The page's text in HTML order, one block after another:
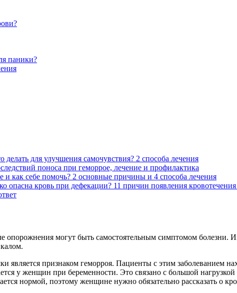
паники?
для улучшения самочувствия? 2 способа лечения
поноса при геморрое, лечение и профилактика
и как себе помочь? 2 основные причины и 4 способа лечения
опасна кровь при дефекации? 11 причин появления кровотечения
опорожнения могут быть самостоятельным симптомом
является признаком геморроя. Пациенты с этим заболеванием
у женщин при беременности. Это связано с большой
нормой, поэтому женщине нужно обязательно рассказать о